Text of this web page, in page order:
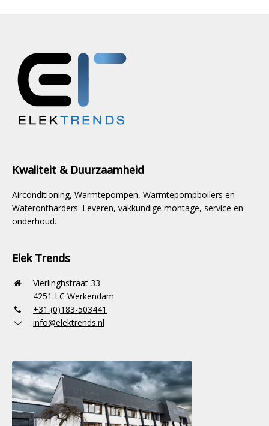
Kwaliteit & Duurzaamheid
Airconditioning, Warmtepompen, Warmtepompboilers en
Waterontharders. Leveren, vakkundige montage, service en
onderhoud.
Elek Trends
Vierlinghstraat 33
4251 LC Werkendam
+31 (0)183-503441
info@elektrends.nl